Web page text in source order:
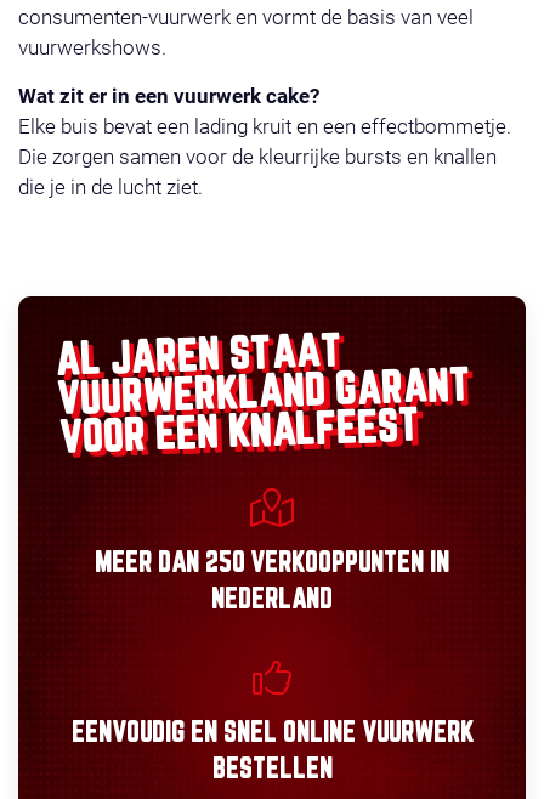
consumenten-vuurwerk en vormt de basis van veel
vuurwerkshows.
Wat zit er in een vuurwerk cake?
Elke buis bevat een lading kruit en een effectbommetje.
Die zorgen samen voor de kleurrijke bursts en knallen
die je in de lucht ziet.
AL JAREN STAAT
VUURWERKLANDGARANT
VOOR EEN KNALFEEST
MEER DAN 250 VERKOOPPUNTEN
IN
NEDERLAND
EENVOUDIGEN SNEL ONLINE VUURWERK
BESTELLEN